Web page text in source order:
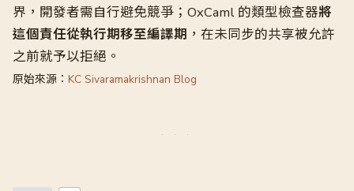
界，開發者需自行避免競爭；OxCaml 的類型檢查器將
這個責任從執行期移至編譯期 ，在未同步的共享被允許
之前就予以拒絕。
原始來源： KC Sivaramakrishnan Blog